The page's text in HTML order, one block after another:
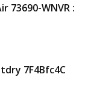
73690-WNVR :
7F4Bfc4C